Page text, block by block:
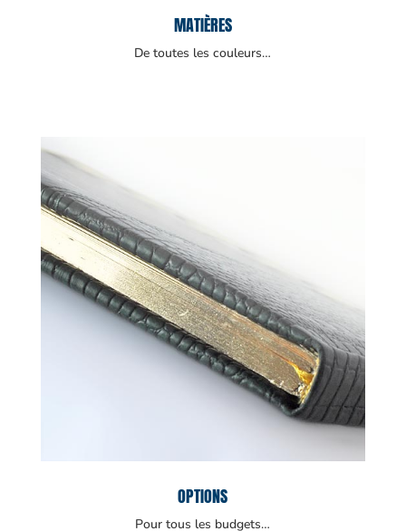
MATIÈRES
De toutes les couleurs…
OPTIONS
Pour tous les budgets…